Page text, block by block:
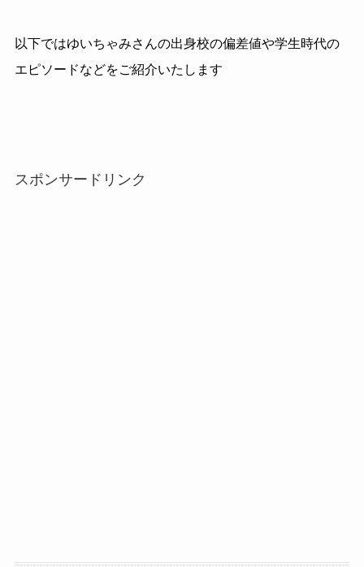
以下ではゆいちゃみさんの出身校の偏差値や学生時代の
エピソードなどをご紹介いたします
スポンサードリンク